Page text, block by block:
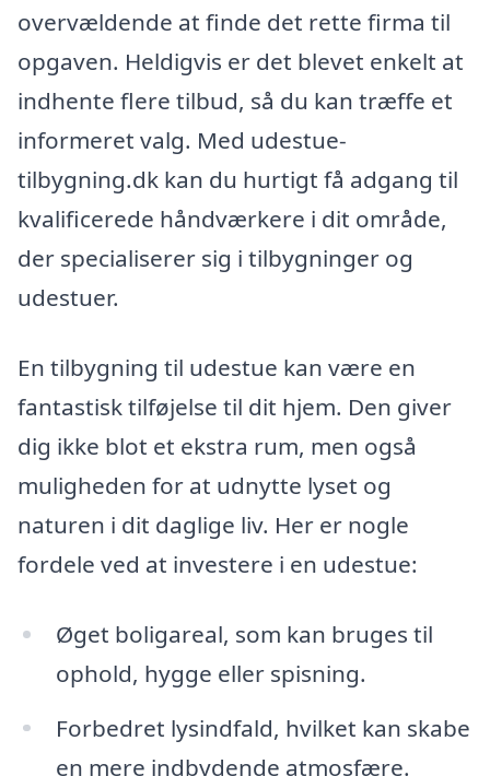
overvældende at finde det rette firma til
opgaven. Heldigvis er det blevet enkelt at
indhente flere tilbud, så du kan træffe et
informeret valg. Med udestue-
tilbygning.dk kan du hurtigt få adgang til
kvalificerede håndværkere i dit område,
der specialiserer sig i tilbygninger og
udestuer.
En tilbygning til udestue kan være en
fantastisk tilføjelse til dit hjem. Den giver
dig ikke blot et ekstra rum, men også
muligheden for at udnytte lyset og
naturen i dit daglige liv. Her er nogle
fordele ved at investere i en udestue:
Øget boligareal, som kan bruges til
ophold, hygge eller spisning.
Forbedret lysindfald, hvilket kan skabe
en mere indbydende atmosfære.